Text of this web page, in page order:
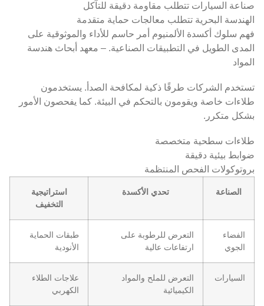
صناعة السيارات تتطلب مقاومة دقيقة للتآكل
الهندسة البحرية تتطلب معالجات حماية متقدمة
فهم سلوك أكسدة الألمنيوم أمر حاسم للأداء والموثوقية على
المدى الطويل في التطبيقات الصناعية. – معهد أبحاث هندسة
المواد
تستخدم الشركات طرقًا ذكية لمكافحة الصدأ. يستخدمون
طلاءات خاصة ويقومون بالتحكم في البيئة. كما يفحصون الأمور
بشكل متكرر.
طلاءات سطحية متخصصة
ضوابط بيئية دقيقة
بروتوكولات الفحص المنتظمة
الصناعة تحدي الأكسدة
استراتيجية
التخفيف
الفضاء
الجوي
التعرض للرطوبة على
ارتفاعات عالية
طبقات الحماية
الأنودية
السيارات
التعرض للملح والمواد
الكيميائية
علاجات الطلاء
الكهربي